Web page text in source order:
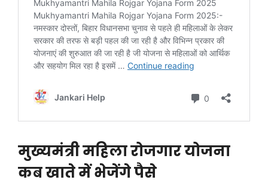
मुख्यमंत्री महिला रोजगार योजना
कब खाते में भेजेंगे पैसे